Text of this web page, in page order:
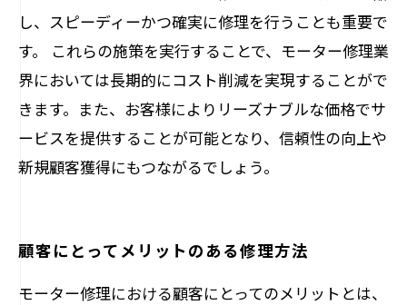
し、スピーディーかつ確実に修理を行うことも重要で
す。 これらの施策を実行することで、モーター修理業
界においては長期的にコスト削減を実現することがで
きます。また、お客様によりリーズナブルな価格でサ
ービスを提供することが可能となり、信頼性の向上や
新規顧客獲得にもつながるでしょう。
顧客にとってメリットのある修理方法
モーター修理における顧客にとってのメリットとは、